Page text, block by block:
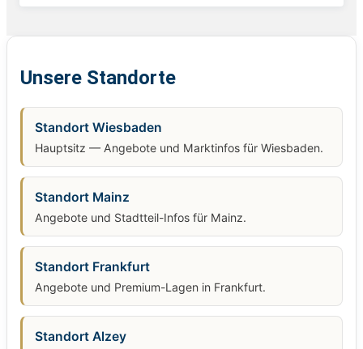
Unsere Standorte
Standort Wiesbaden
Hauptsitz — Angebote und Marktinfos für Wiesbaden.
Standort Mainz
Angebote und Stadtteil-Infos für Mainz.
Standort Frankfurt
Angebote und Premium-Lagen in Frankfurt.
Standort Alzey